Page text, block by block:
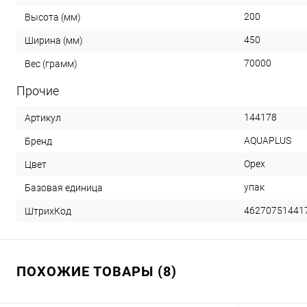
Высота (мм) 200
Ширина (мм) 450
Вес (грамм) 70000
Прочие
Артикул 144178
Бренд AQUAPLUS
Цвет Орех
Базовая единица упак
ШтрихКод
ПОХОЖИЕ ТОВАРЫ (8)